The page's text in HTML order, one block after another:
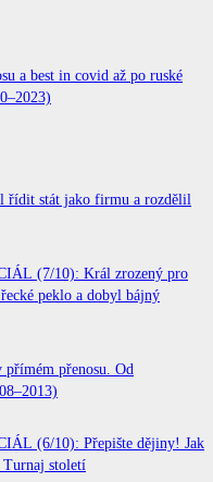
a best in covid až po ruské
řídit stát jako firmu a rozdělil
(7/10): Král zrozený pro
peklo a dobyl bájný
přímém přenosu. Od
(6/10): Přepište dějiny! Jak
Turnaj století